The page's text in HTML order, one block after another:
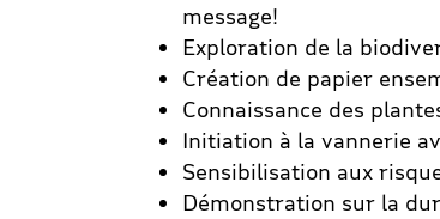
message!
Exploration de la
Création de papier
Connaissance des
Initiation à la vannerie
Sensibilisation aux
Démonstration sur la